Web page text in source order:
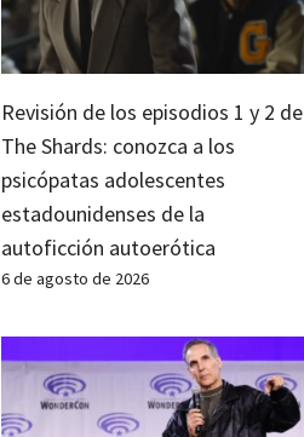
Revisión de los episodios 1 y 2 de
The Shards: conozca a los
psicópatas adolescentes
estadounidenses de la
autoficción autoerótica
6 de agosto de 2026